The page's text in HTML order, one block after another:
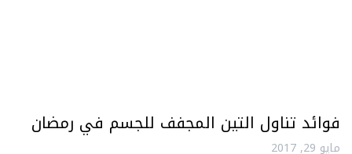
فوائد تناول التين المجفف للجسم في رمضان
مايو 29, 2017